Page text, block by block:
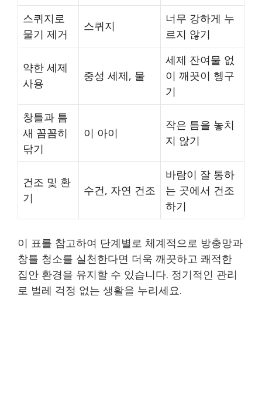
스퀴지로
물기 제거
스퀴지
너무 강하게 누
르지 않기
약한 세제
사용
중성 세제, 물
세제 잔여물 없
이 깨끗이 헹구
기
창틀과 틈
새 꼼꼼히
닦기
이 아이
작은 틈을 놓치
지 않기
건조 및 환
기
수건, 자연 건조
바람이 잘 통하
는 곳에서 건조
하기
이 표를 참고하여 단계별로 체계적으로 방충망과
창틀 청소를 실천한다면 더욱 깨끗하고 쾌적한
집안 환경을 유지할 수 있습니다. 정기적인 관리
로 벌레 걱정 없는 생활을 누리세요.